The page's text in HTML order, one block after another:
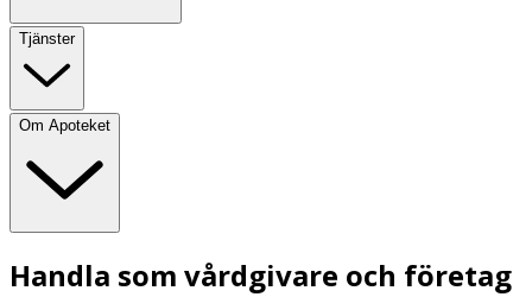
Tjänster
Om Apoteket
Handla som vårdgivare och företag